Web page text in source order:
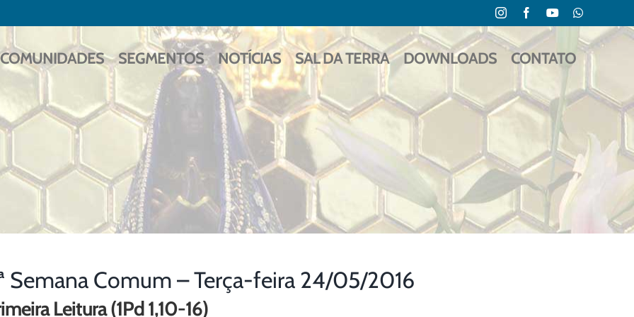
InstagramFacebookYouTubeWhatsApp
COMUNIDADES SEGMENTOS NOTÍCIAS SAL DA TERRA DOWNLOADS CONTATO
Semana Comum – Terça-feira 24/05/2016
Leitura (1Pd 1,10-16)